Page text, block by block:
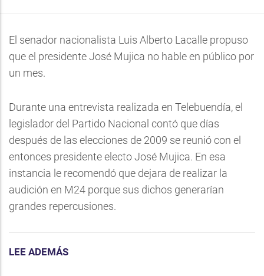
El senador nacionalista Luis Alberto Lacalle propuso
que el presidente José Mujica no hable en público por
un mes.
Durante una entrevista realizada en Telebuendía, el
legislador del Partido Nacional contó que días
después de las elecciones de 2009 se reunió con el
entonces presidente electo José Mujica. En esa
instancia le recomendó que dejara de realizar la
audición en M24 porque sus dichos generarían
grandes repercusiones.
LEE ADEMÁS